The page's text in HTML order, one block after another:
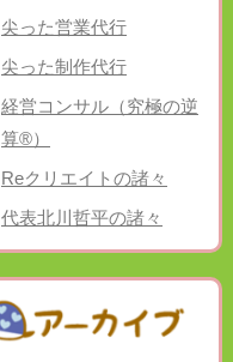
尖った営業代行
尖った制作代行
経営コンサル（究極の逆
算®）
Reクリエイトの諸々
代表北川哲平の諸々